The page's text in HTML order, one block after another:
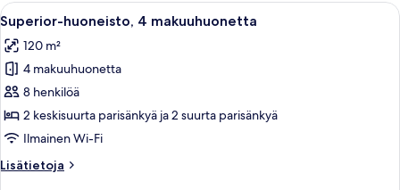
Avaa
kaikki
huonetyypin
Superior-
huoneisto,
4
makuuhuonetta
Superior-huoneisto, 4
40
Superior-huoneisto, 4 makuuhuonetta
120 m²
4 makuuhuonetta
8 henkilöä
2 keskisuurta parisänkyä ja 2 suurta parisänkyä
Ilmainen Wi-Fi
Lisätietoja
Lisätietoja